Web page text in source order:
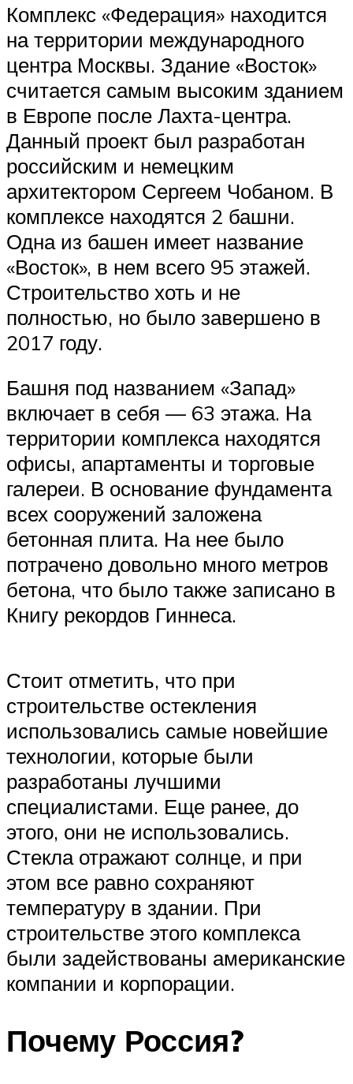
Комплекс «Федерация» находится
на территории международного
центра Москвы. Здание «Восток»
считается самым высоким зданием
в Европе после Лахта-центра.
Данный проект был разработан
российским и немецким
архитектором Сергеем Чобаном. В
комплексе находятся 2 башни.
Одна из башен имеет название
«Восток», в нем всего 95 этажей.
Строительство хоть и не
полностью, но было завершено в
2017 году.
Башня под названием «Запад»
включает в себя — 63 этажа. На
территории комплекса находятся
офисы, апартаменты и торговые
галереи. В основание фундамента
всех сооружений заложена
бетонная плита. На нее было
потрачено довольно много метров
бетона, что было также записано в
Книгу рекордов Гиннеса.
Стоит отметить, что при
строительстве остекления
использовались самые новейшие
технологии, которые были
разработаны лучшими
специалистами. Еще ранее, до
этого, они не использовались.
Стекла отражают солнце, и при
этом все равно сохраняют
температуру в здании. При
строительстве этого комплекса
были задействованы американские
компании и корпорации.
Почему Россия?